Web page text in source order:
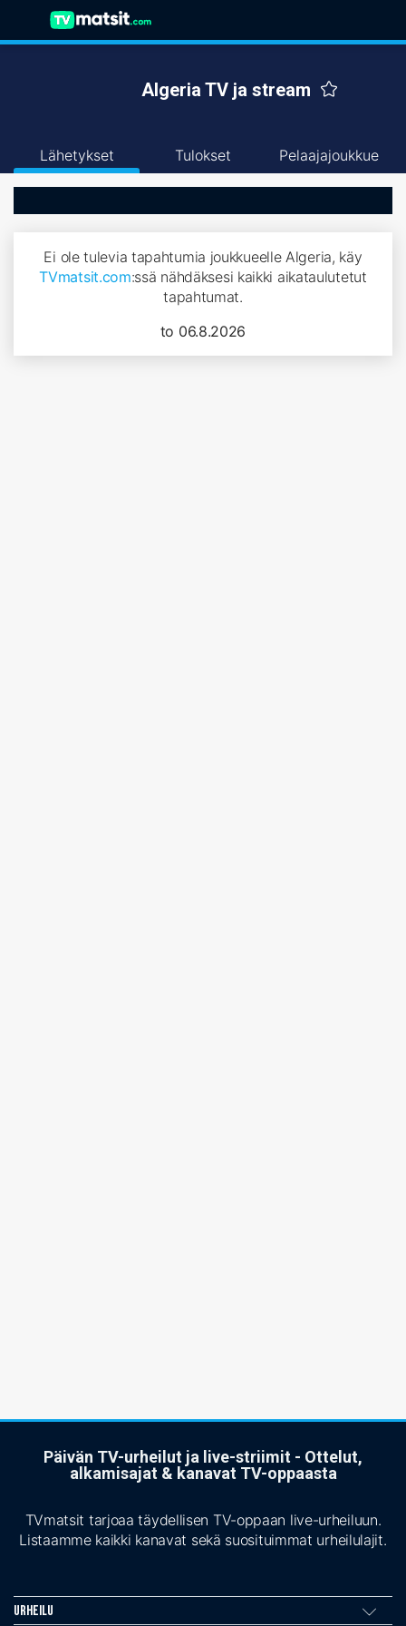
Algeria TV ja stream
Lähetykset Tulokset Pelaajajoukkue
Ei ole tulevia tapahtumia joukkueelle Algeria, käy
TVmatsit.com:ssä nähdäksesi kaikki aikataulutetut
tapahtumat.
to 06.8.2026
Päivän TV-urheilut ja live-striimit - Ottelut,
alkamisajat & kanavat TV-oppaasta
TVmatsit tarjoaa täydellisen TV-oppaan live-urheiluun.
Listaamme kaikki kanavat sekä suosituimmat urheilulajit.
Urheilu